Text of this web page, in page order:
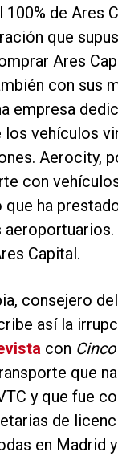
100% de Ares
que
Ares
con sus
empresa
los vehículos
Aerocity,
con
ha
Capital.
consejero
así la
con
que
y que fue
de
en Madrid